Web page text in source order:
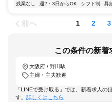
残業なし 週2・3日からOK シフト制 昇
前へ 1 2 3
この条件の新着
大阪府 / 野田駅
主婦・主夫歓迎
「LINEで受け取る」では、新着求人の
す。 詳しくはこちら